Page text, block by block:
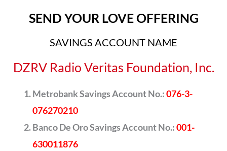
SEND YOUR LOVE OFFERING
SAVINGS ACCOUNT NAME
DZRV Radio Veritas Foundation, Inc.
Metrobank Savings Account No.:076-3-
076270210
Banco De Oro Savings Account No.:001-
630011876